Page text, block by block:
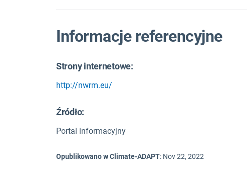
Informacje referencyjne
Strony internetowe:
http://nwrm.eu/
Źródło:
Portal informacyjny
Opublikowano w Climate-ADAPT: Nov 22, 2022